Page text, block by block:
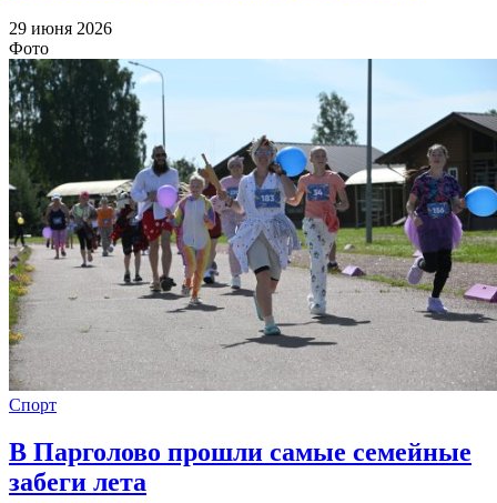
29 июня 2026
Фото
Спорт
В Парголово прошли самые семейные
забеги лета